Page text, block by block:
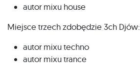
autor mixu house
Miejsce trzech zdobędzie 3ch Djów:
autor mixu techno
autor mixu trance